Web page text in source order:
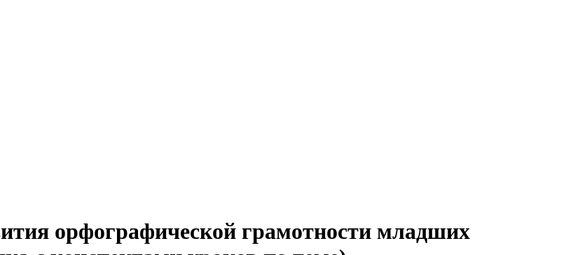
орфографической грамотности младших